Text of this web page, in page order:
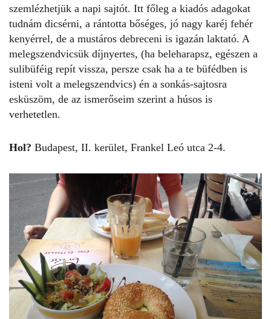
szemlézhetjük a napi sajtót. Itt főleg a kiadós adagokat
tudnám dicsérni, a rántotta bőséges, jó nagy karéj fehér
kenyérrel, de a mustáros debreceni is igazán laktató. A
melegszendvicsük díjnyertes, (ha beleharapsz, egészen a
sulibüféig repít vissza, persze csak ha a te büfédben is
isteni volt a melegszendvics) én a sonkás-sajtosra
esküszöm, de az ismerőseim szerint a húsos is
verhetetlen.
Hol? Budapest, II. kerület, Frankel Leó utca 2-4.